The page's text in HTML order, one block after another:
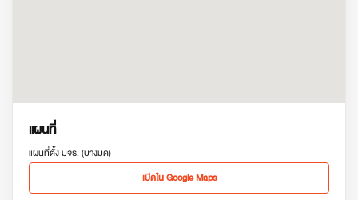
แผนที่
แผนที่ตั้ง มจธ. (บางมด)
เปิดใน Google Maps